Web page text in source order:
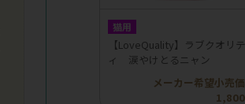
猫用
【LoveQuality】ラブクオリテ
ィ 涙やけとるニャン
メーカー希望小売